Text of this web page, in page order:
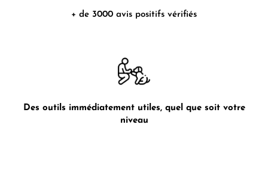
+ de 3000 avis positifs vérifiés
Des outils immédiatement utiles, quel que soit votre
niveau